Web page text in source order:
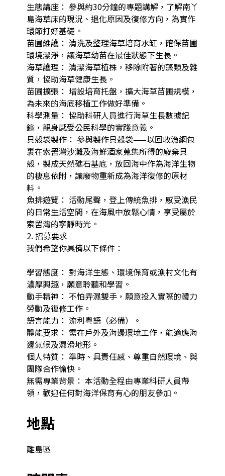
生態講座： 參與約30分鐘的專題講解，了解南丫
島海草床的現況、退化原因及復修方向，為實作
環節打好基礎。
苗圃維護： 清洗及整理海草培育水缸，確保苗圃
環境潔淨，讓海草幼苗在最佳狀態下生長。
海草護理： 清潔海草植株，移除附著的藻類及雜
質，協助海草健康生長。
苗圃擴張： 增設培育托盤，擴大海草苗圃規模，
為未來的海底移植工作做好準備。
科學測量： 協助科研人員進行海草生長數據記
錄，親身感受公民科學的實踐意義。
貝殼袋製作： 參與製作貝殼袋——以回收漁網包
裹在索罟灣沙灘及海鮮酒家蒐集所得的廢棄貝
殼，製成天然礁石基底，放回海中作為海洋生物
的棲息依附，讓廢物重新成為海洋復修的原材
料。
魚排遊覽： 活動尾聲，登上傳統魚排，感受漁民
的日常生活空間，在海風中放鬆心情，享受屬於
索罟灣的寧靜時光。
2. 招募要求
我們希望你具備以下條件：
學習態度： 對海洋生態、環境保育或漁村文化有
濃厚興趣，願意聆聽和學習。
動手精神： 不怕弄濕雙手，願意投入實際的體力
勞動及復修工作。
語言能力： 流利粵語（必備）。
體能要求： 需在戶外及海邊環境工作，能適應海
邊氣候及濕滑地形。
個人特質： 準時、具責任感、尊重自然環境、與
團隊合作愉快。
無需專業背景： 本活動全程由專業科研人員帶
領，歡迎任何對海洋保育有心的朋友參加。
地點
離島區